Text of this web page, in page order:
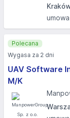
UAV Software
M/K
Polecana
Wygasa za 2 dni